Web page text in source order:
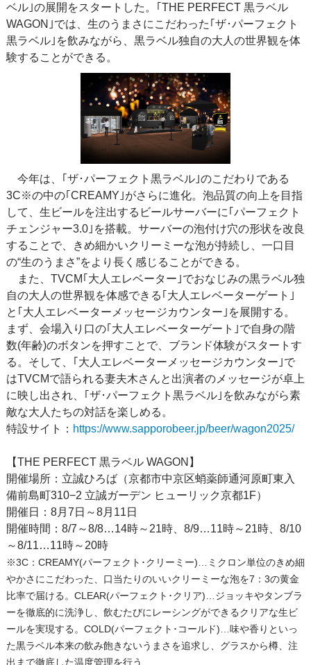
ベル｣の展開をスタートした。｢THE PERFECT 黒ラベル
WAGON｣では、生のうまさにこだわった｢ザ･パーフェクト
黒ラベル｣を飲みながら、黒ラベル独自の大人の世界観を体
験することができる。
今年は、｢ザ･パーフェクト黒ラベル｣のこだわりである
3C※の中の｢CREAMY｣がさらに進化。泡品質の向上を目指
して、生ビールを注出するビールサーバーに｢パーフェクト
チェンジャー3.0｣を搭載。サーバーの泡付け穴の形状を改良
することで、きめ細かいクリーミーな泡が持続し、一口目
の“生のうまさ”をより長く感じることができる。
また、TVCM｢大人エレベーター｣でおなじみの黒ラベル独
自の大人の世界観を体感できる｢大人エレベーターゲート｣
と｢大人エレベーターメッセージカウンター｣を展開する。
まず、会場入り口の｢大人エレベーターゲート｣で自身の階
数(年齢)のボタンを押すことで、ブランド体験がスタートす
る。そして、｢大人エレベーターメッセージカウンター｣で
はTVCMで語られる妻夫木さんと出演者のメッセージが卓上
に映し出され、｢ザ･パーフェクト黒ラベル｣を飲みながら素
敵な大人たちの対話を楽しめる。
特設サイト： https://www.sapporobeer.jp/beer/wagon2025/
【THE PERFECT 黒ラベル WAGON】
開催場所：立誠ひろば（京都市中京区蛸薬師通河原町東入
備前島町310−2 立誠ガーデン ヒューリック京都1F）
開催日：8月7日～8月11日
開催時間：8/7～8/8…14時～21時、8/9…11時～21時、8/10
～8/11…11時～20時
※3C：CREAMY(パーフェクト･クリーミー)…ミクロン単位のきめ細
やかさにこだわった、口当たりのいいクリーミーな泡を7：3の黄金
比率で届ける。CLEAR(パーフェクト･クリア)…ジョッキやタンブラ
ーを徹底的に洗浄し、飲むたびにレーシングができるクリアな生ビ
ールを実現する。COLD(パーフェクト･コールド)…味や香りといっ
た黒ラベル本来の飲み飽きないうまさを追求し、グラスから樽、注
出まで徹底した温度管理を行う